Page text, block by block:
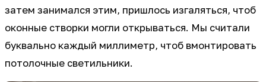
затем занимался этим, пришлось изгаляться, чтоб
оконные створки могли открываться. Мы считали
буквально каждый миллиметр, чтоб вмонтировать
потолочные светильники.